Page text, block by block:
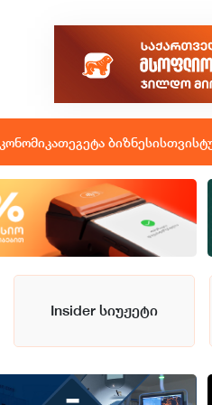
თეგეტა ბიზნესისთვის
Insider სიუჟეტი